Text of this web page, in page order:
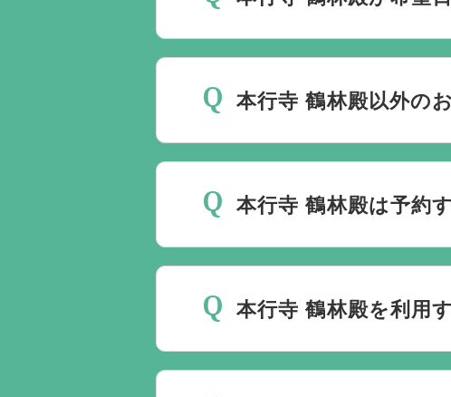
理に自社会館を勧めることなく
本行寺 鶴林殿以外の
はなく、近年では自宅でご葬儀
本行寺 鶴林殿は予約
本行寺 鶴林殿を利用